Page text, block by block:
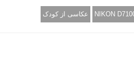
عکاسی از کودک